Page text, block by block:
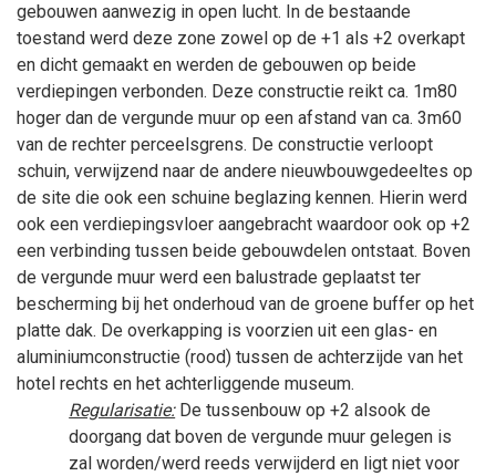
gebouwen aanwezig in open lucht. In de bestaande
toestand werd deze zone zowel op de +1 als +2 overkapt
en dicht gemaakt en werden de gebouwen op beide
verdiepingen verbonden. Deze constructie reikt ca. 1m80
hoger dan de vergunde muur op een afstand van ca. 3m60
van de rechter perceelsgrens. De constructie verloopt
schuin, verwijzend naar de andere nieuwbouwgedeeltes op
de site die ook een schuine beglazing kennen. Hierin werd
ook een verdiepingsvloer aangebracht waardoor ook op +2
een verbinding tussen beide gebouwdelen ontstaat. Boven
de vergunde muur werd een balustrade geplaatst ter
bescherming bij het onderhoud van de groene buffer op het
platte dak. De overkapping is voorzien uit een glas- en
aluminiumconstructie (rood) tussen de achterzijde van het
hotel rechts en het achterliggende museum.
Regularisatie:De tussenbouw op +2 alsook de
doorgang dat boven de vergunde muur gelegen is
zal worden/werd reeds verwijderd en ligt niet voor